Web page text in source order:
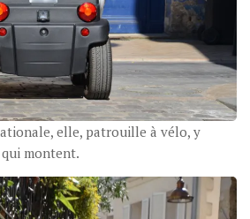
elle, patrouille à vélo, y
montent.